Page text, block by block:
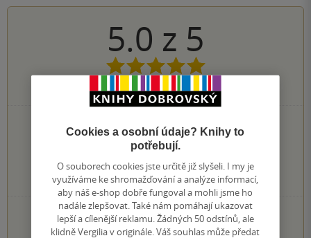
5.0 z 5
1hodnocení čtenářů
5 hvězdiček
0×
4 hvězdičky
0×
3 hvězdičky
0×
2 hvězdičky
0×
1 hvezdička
PŘIDEJTE SVÉ HODNOCENÍ KNIHY
Cookies a osobní údaje? Knihy to
potřebují.
O souborech cookies jste určitě již slyšeli. I my je
využíváme ke shromažďování a analýze informací,
aby náš e-shop dobře fungoval a mohli jsme ho
nadále zlepšovat. Také nám pomáhají ukazovat
lepší a cílenější reklamu. Žádných 50 odstínů, ale
klidně Vergilia v originále. Váš souhlas může předat